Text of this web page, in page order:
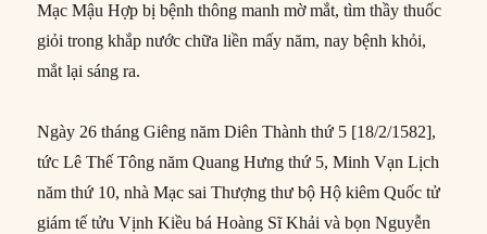
Mạc Mậu Hợp bị bệnh thông manh mờ mắt, tìm thầy thuốc
giỏi trong khắp nước chữa liền mấy năm, nay bệnh khỏi,
mắt lại sáng ra.
Ngày 26 tháng Giêng năm Diên Thành thứ 5 [18/2/1582],
tức Lê Thế Tông năm Quang Hưng thứ 5, Minh Vạn Lịch
năm thứ 10, nhà Mạc sai Thượng thư bộ Hộ kiêm Quốc tử
giám tế tửu Vịnh Kiều bá Hoàng Sĩ Khải và bọn Nguyễn